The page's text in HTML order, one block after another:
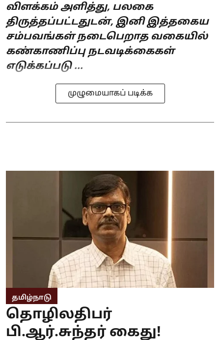
விளக்கம் அளித்து, பலகை
திருத்தப்பட்டதுடன், இனி இத்தகைய
சம்பவங்கள் நடைபெறாத வகையில்
கண்காணிப்பு நடவடிக்கைகள்
எடுக்கப்படு ...
முழுமையாகப் படிக்க
தமிழ்நாடு
தொழிலதிபர்
பி.ஆர்.சுந்தர் கைது!